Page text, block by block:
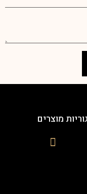
מוצרים